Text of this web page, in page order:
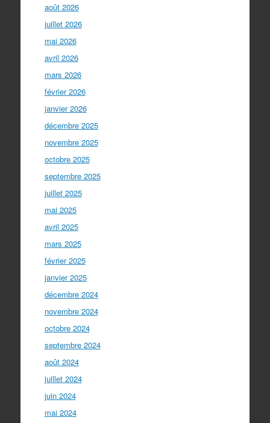
août 2026
juillet 2026
mai 2026
avril 2026
mars 2026
février 2026
janvier 2026
décembre 2025
novembre 2025
octobre 2025
septembre 2025
juillet 2025
mai 2025
avril 2025
mars 2025
février 2025
janvier 2025
décembre 2024
novembre 2024
octobre 2024
septembre 2024
août 2024
juillet 2024
juin 2024
mai 2024